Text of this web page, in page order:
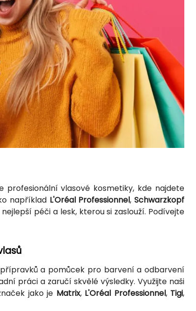
profesionální vlasové kosmetiky, kde najdete
například L'Oréal Professionnel,Schwarzkopf
péči a lesk, kterou si zaslouží. Podívejte
a pomůcek pro barvení a odbarvení
práci a zaručí skvělé výsledky. Využijte naši
jako je Matrix, L'Oréal Professionnel, Tigi,